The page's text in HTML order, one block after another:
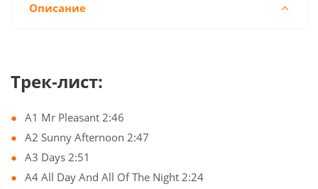
Описание
Трек-лист:
A1 Mr Pleasant 2:46
A2 Sunny Afternoon 2:47
A3 Days 2:51
A4 All Day And All Of The Night 2:24